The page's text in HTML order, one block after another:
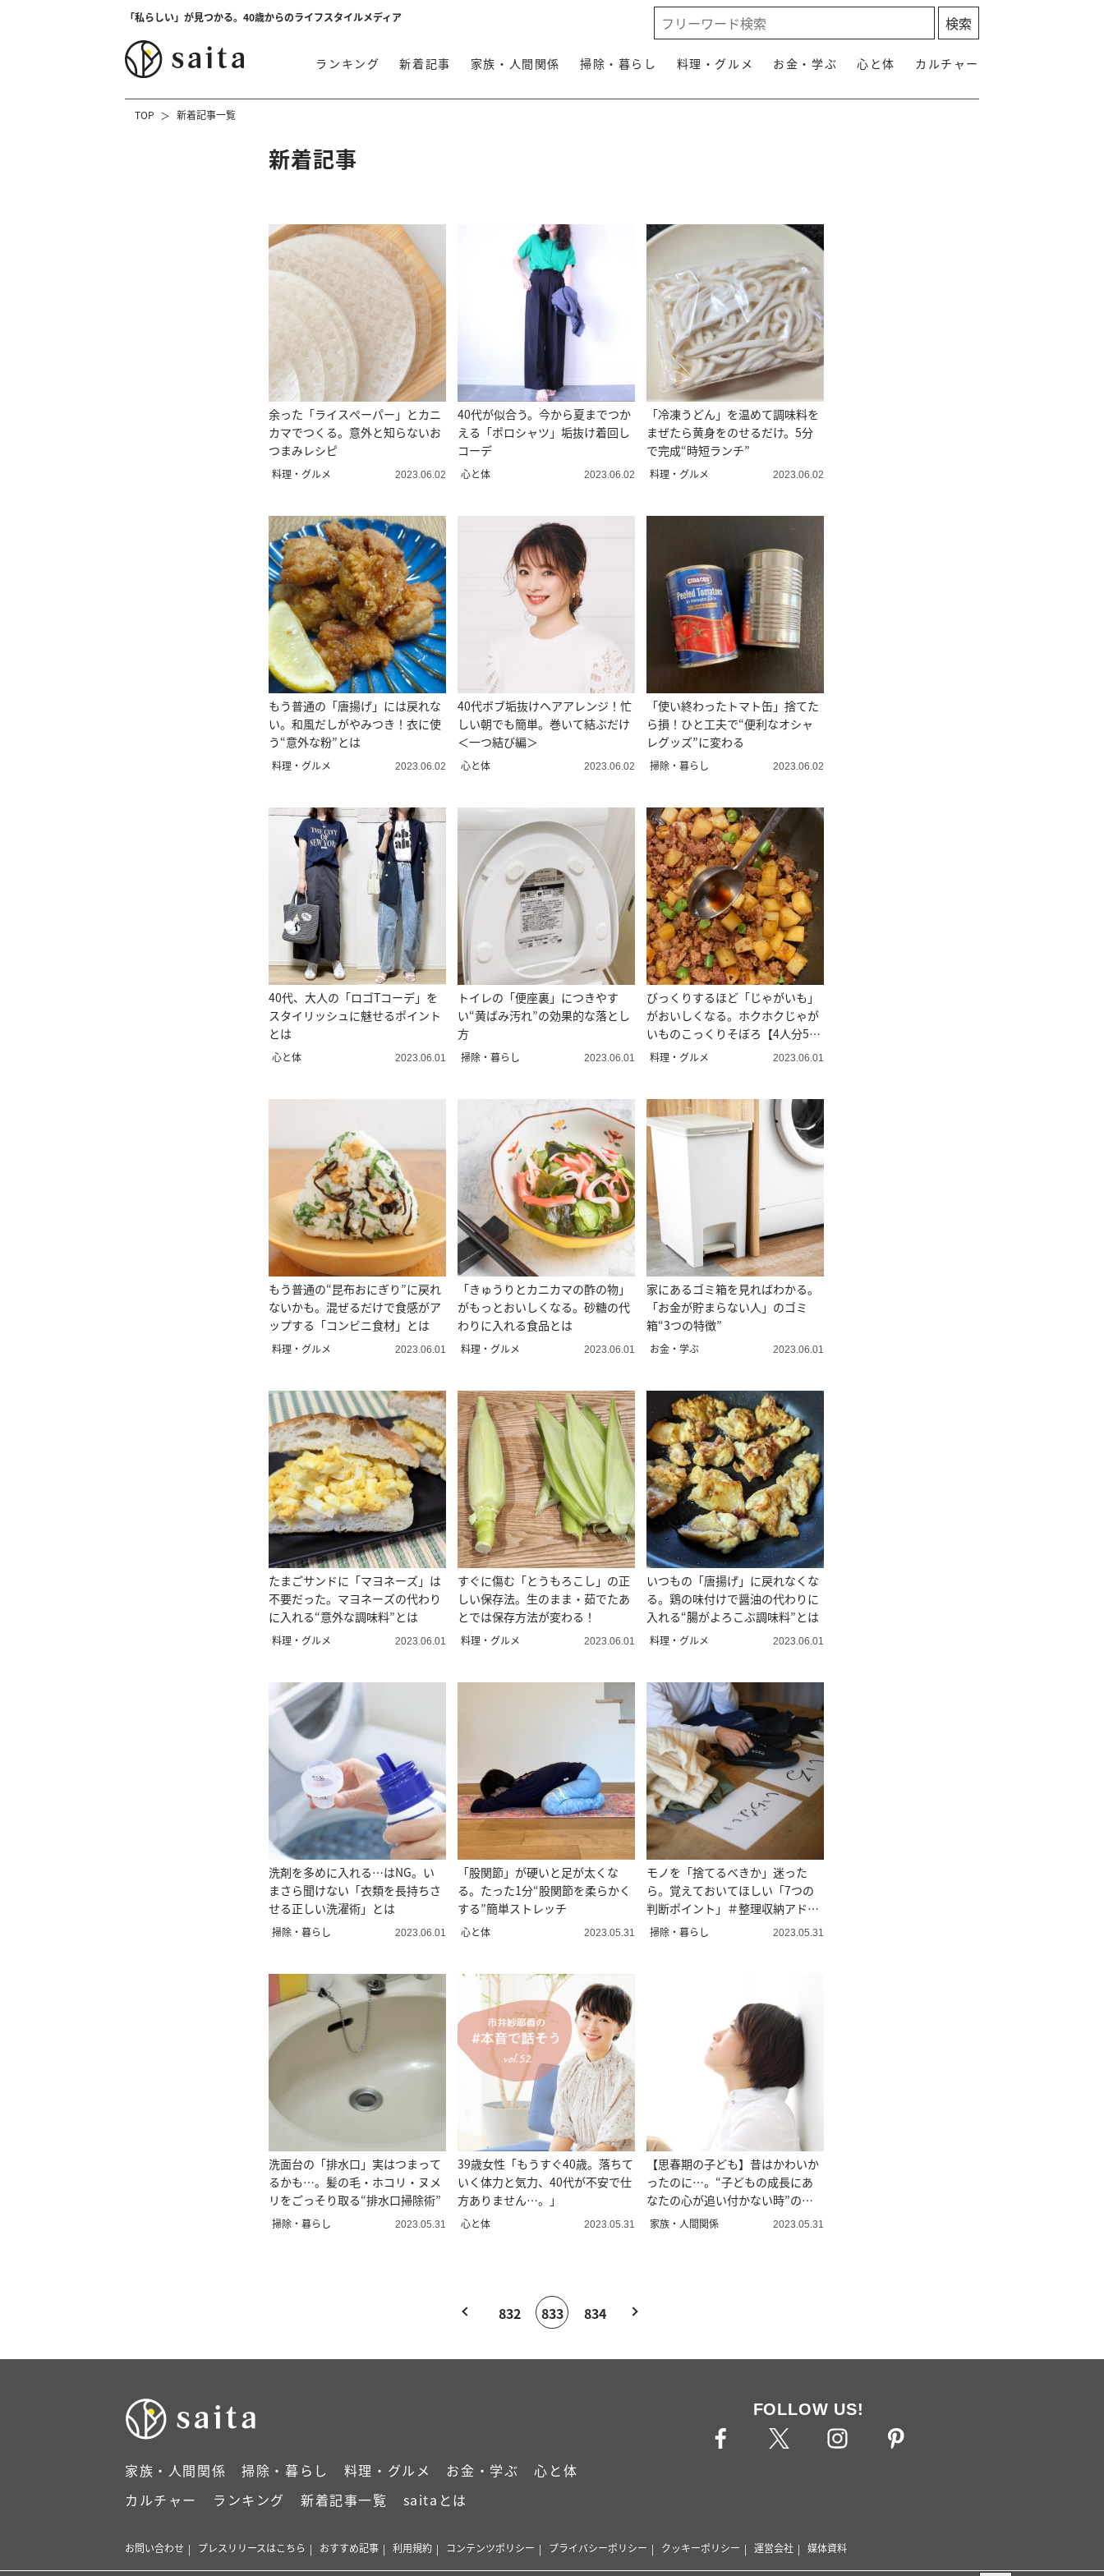
「私らしい」が見つかる。40歳からのライフスタイルメディア
ランキング 新着記事 家族・人間関係 掃除・暮らし 料理・グルメ お金・学ぶ 心と体 カルチャー
TOP 新着記事一覧
新着記事
余った「ライスペーパー」とカニ
カマでつくる。意外と知らないお
つまみレシピ
料理・グルメ 2023.06.02
40代が似合う。今から夏までつか
える「ポロシャツ」垢抜け着回し
コーデ
心と体 2023.06.02
「冷凍うどん」を温めて調味料を
まぜたら黄身をのせるだけ。5分
で完成“時短ランチ”
料理・グルメ 2023.06.02
もう普通の「唐揚げ」には戻れな
い。和風だしがやみつき！衣に使
う“意外な粉”とは
料理・グルメ 2023.06.02
40代ボブ垢抜けヘアアレンジ！忙
しい朝でも簡単。巻いて結ぶだけ
＜一つ結び編＞
心と体 2023.06.02
「使い終わったトマト缶」捨てた
ら損！ひと工夫で“便利なオシャ
レグッズ”に変わる
掃除・暮らし 2023.06.02
40代、大人の「ロゴTコーデ」を
スタイリッシュに魅せるポイント
とは
心と体 2023.06.01
トイレの「便座裏」につきやす
い“黄ばみ汚れ”の効果的な落とし
方
掃除・暮らし 2023.06.01
びっくりするほど「じゃがいも」
がおいしくなる。ホクホクじゃが
いものこっくりそぼろ【4人分500
円】
料理・グルメ 2023.06.01
もう普通の“昆布おにぎり”に戻れ
ないかも。混ぜるだけで食感がア
ップする「コンビニ食材」とは
料理・グルメ 2023.06.01
「きゅうりとカニカマの酢の物」
がもっとおいしくなる。砂糖の代
わりに入れる食品とは
料理・グルメ 2023.06.01
家にあるゴミ箱を見ればわかる。
「お金が貯まらない人」のゴミ
箱“3つの特徴”
お金・学ぶ 2023.06.01
たまごサンドに「マヨネーズ」は
不要だった。マヨネーズの代わり
に入れる“意外な調味料”とは
料理・グルメ 2023.06.01
すぐに傷む「とうもろこし」の正
しい保存法。生のまま・茹でたあ
とでは保存方法が変わる！
料理・グルメ 2023.06.01
いつもの「唐揚げ」に戻れなくな
る。鶏の味付けで醤油の代わりに
入れる“腸がよろこぶ調味料”とは
料理・グルメ 2023.06.01
洗剤を多めに入れる…はNG。い
まさら聞けない「衣類を長持ちさ
せる正しい洗濯術」とは
掃除・暮らし 2023.06.01
「股関節」が硬いと足が太くな
る。たった1分“股関節を柔らかく
する”簡単ストレッチ
心と体 2023.05.31
モノを「捨てるべきか」迷った
ら。覚えておいてほしい「7つの
判断ポイント」＃整理収納アドバ
イザー直伝
掃除・暮らし 2023.05.31
洗面台の「排水口」実はつまって
るかも…。髪の毛・ホコリ・ヌメ
リをごっそり取る“排水口掃除術”
掃除・暮らし 2023.05.31
39歳女性「もうすぐ40歳。落ちて
いく体力と気力、40代が不安で仕
方ありません…。」
心と体 2023.05.31
【思春期の子ども】昔はかわいか
ったのに…。“子どもの成長にあ
なたの心が追い付かない時”の受
け止め方
家族・人間関係 2023.05.31
832 833 834
家族・人間関係 掃除・暮らし 料理・グルメ お金・学ぶ
心と体
カルチャー
ランキング 新着記事一覧 saitaとは
FOLLOW US!
お問い合わせ プレスリリースはこちら おすすめ記事 利用規約 コンテンツポリシー プライバシーポリシー クッキーポリシー 運営会社 媒体資料